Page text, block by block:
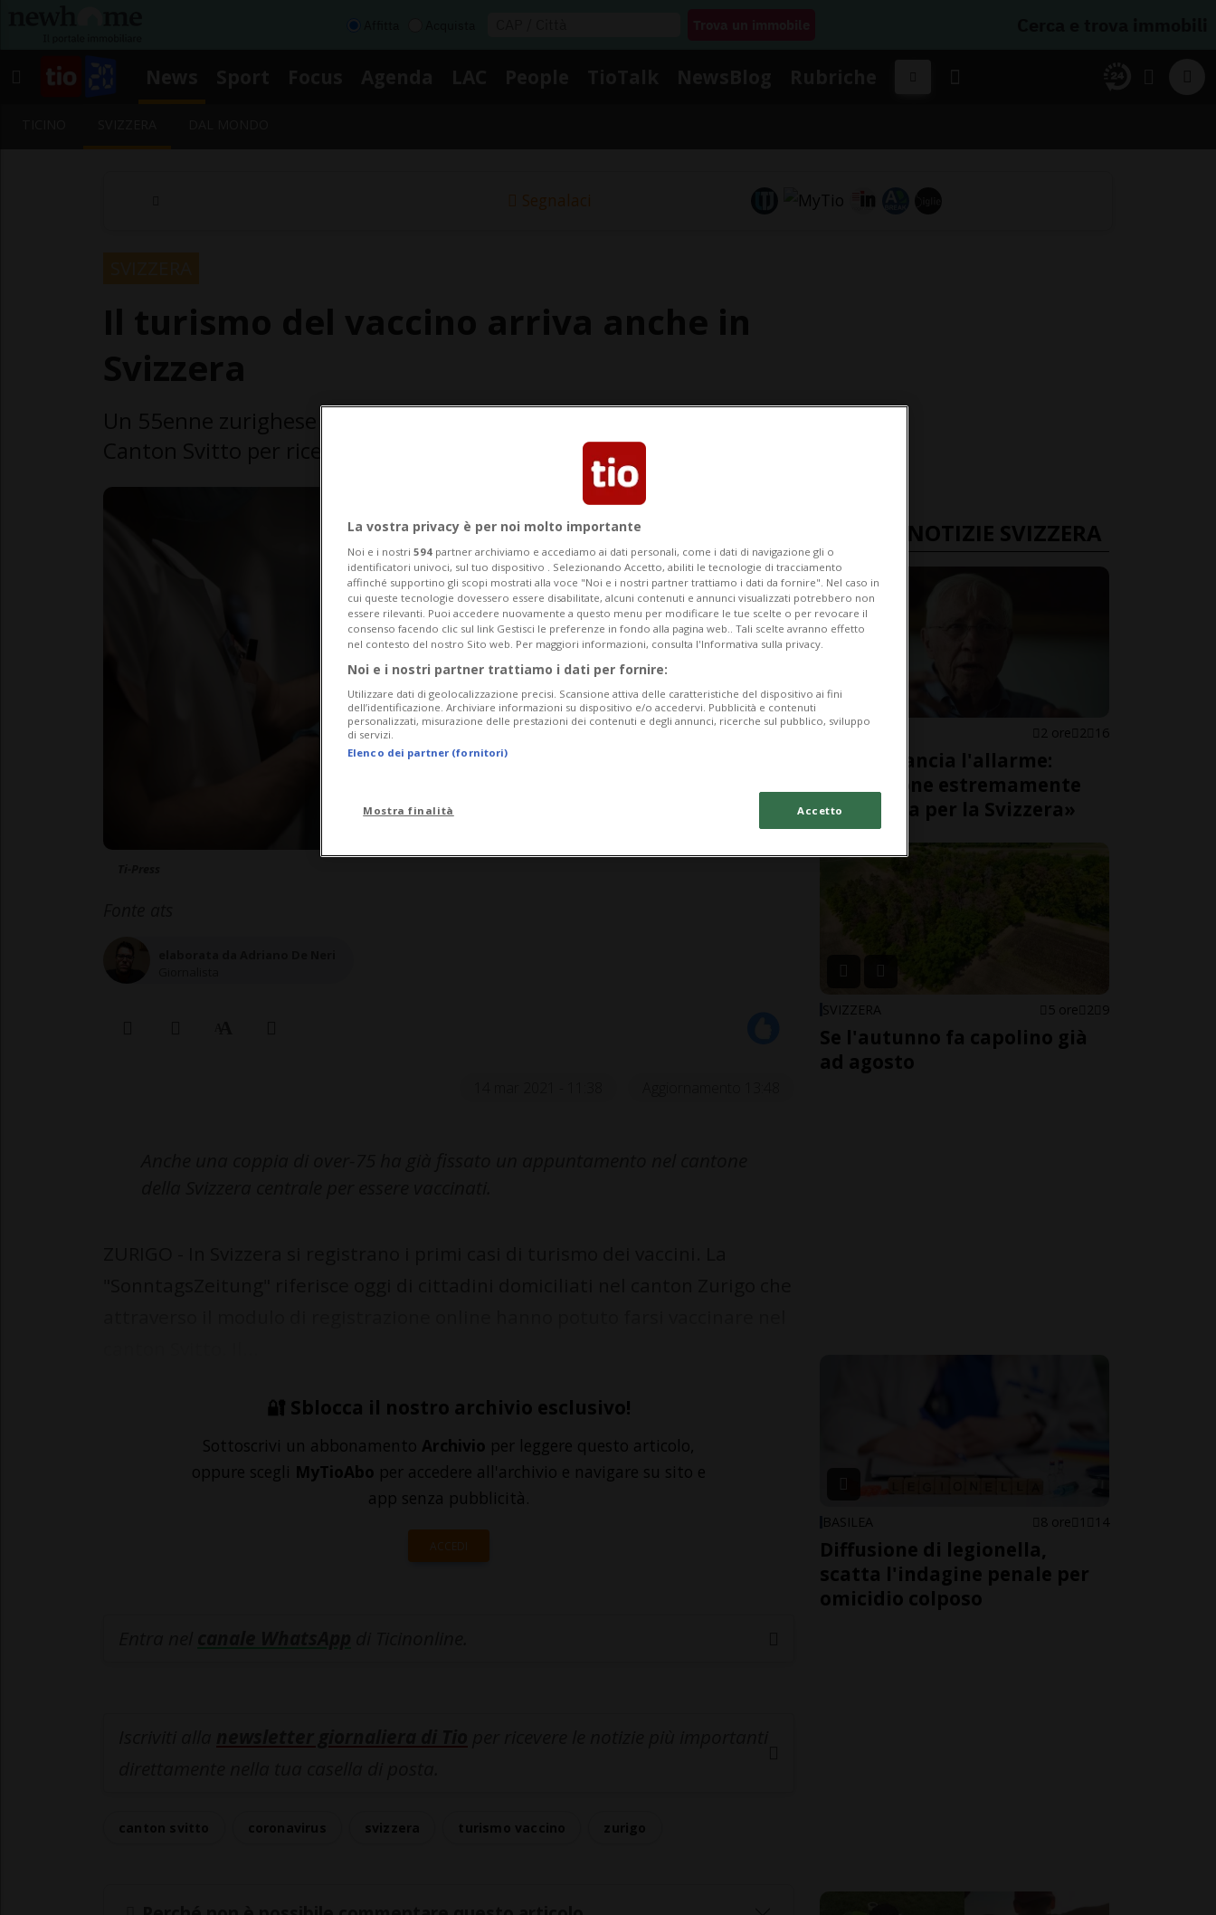
Segnalaci
Canton Svitto per ricevere la prima iniezione del preparato.
🔐 Sblocca il nostro archivio esclusivo!
Sottoscrivi un abbonamento Archivio per leggere questo articolo,
oppure scegli MyTioAbo per accedere all'archivio e navigare su sito e
app senza pubblicità.
ACCEDI
ULTIME NOTIZIE SVIZZERA
SVIZZERA 2 ore 2 16
Blocher lancia l'allarme:
«Situazione estremamente
pericolosa per la Svizzera»
SVIZZERA 5 ore 2 9
Se l'autunno fa capolino già
ad agosto
BASILEA 8 ore 1 14
Diffusione di legionella,
scatta l'indagine penale per
omicidio colposo
La vostra privacy è per noi molto importante
Noi e i nostri 594 partner archiviamo e accediamo ai dati personali, come i dati di navigazione gli o
identificatori univoci, sul tuo dispositivo . Selezionando Accetto, abiliti le tecnologie di tracciamento
affinché supportino gli scopi mostrati alla voce "Noi e i nostri partner trattiamo i dati da fornire". Nel caso in
cui queste tecnologie dovessero essere disabilitate, alcuni contenuti e annunci visualizzati potrebbero non
essere rilevanti. Puoi accedere nuovamente a questo menu per modificare le tue scelte o per revocare il
consenso facendo clic sul link Gestisci le preferenze in fondo alla pagina web.. Tali scelte avranno effetto
nel contesto del nostro Sito web. Per maggiori informazioni, consulta l'Informativa sulla privacy.
Noi e i nostri partner trattiamo i dati per fornire:
Utilizzare dati di geolocalizzazione precisi. Scansione attiva delle caratteristiche del dispositivo ai fini
dell’identificazione. Archiviare informazioni su dispositivo e/o accedervi. Pubblicità e contenuti
personalizzati, misurazione delle prestazioni dei contenuti e degli annunci, ricerche sul pubblico, sviluppo
di servizi.
Elenco dei partner (fornitori)
Mostra finalità Accetto